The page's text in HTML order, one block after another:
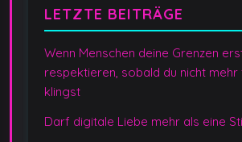
LETZTE BEITRÄGE
Wenn Menschen deine Grenzen
respektieren, sobald du nicht mehr
klingst
Darf digitale Liebe mehr als eine